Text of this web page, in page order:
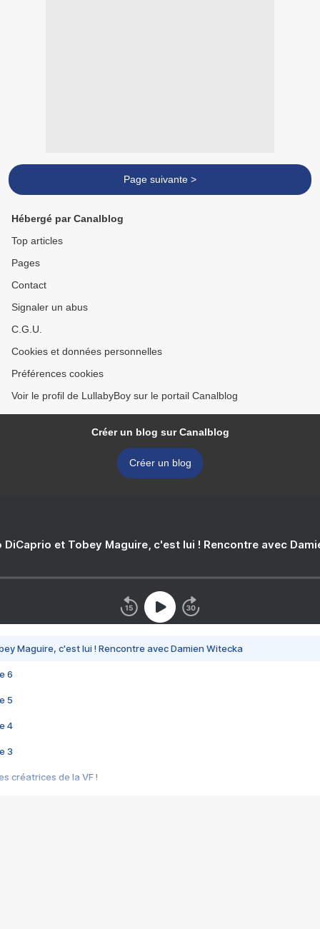
Page suivante >
Hébergé par Canalblog
Top articles
Pages
Contact
Signaler un abus
C.G.U.
Cookies et données personnelles
Préférences cookies
Voir le profil de LullabyBoy sur le portail Canalblog
Créer un blog sur Canalblog
Créer un blog
DiCaprio et Tobey Maguire, c'est lui ! Rencontre avec
Maguire, c'est lui ! Rencontre avec Damien Witecka
6
5
4
3
créatrices de la VF !